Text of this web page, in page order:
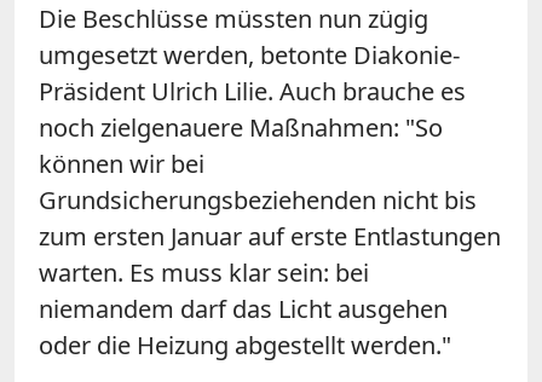
Die Beschlüsse müssten nun zügig
umgesetzt werden, betonte Diakonie-
Präsident Ulrich Lilie. Auch brauche es
noch zielgenauere Maßnahmen: "So
können wir bei
Grundsicherungsbeziehenden nicht bis
zum ersten Januar auf erste Entlastungen
warten. Es muss klar sein: bei
niemandem darf das Licht ausgehen
oder die Heizung abgestellt werden."